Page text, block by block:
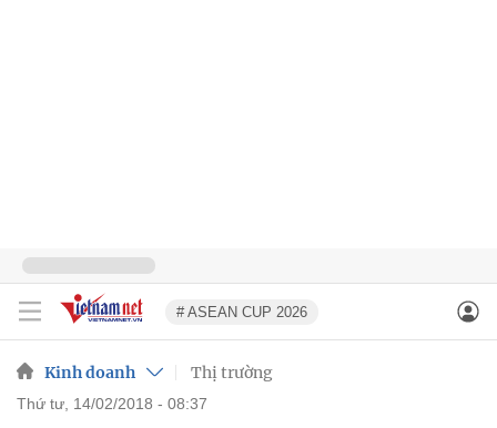
# ASEAN CUP 2026
Kinh doanh Thị trường
thứ tư, 14/02/2018 - 08:37